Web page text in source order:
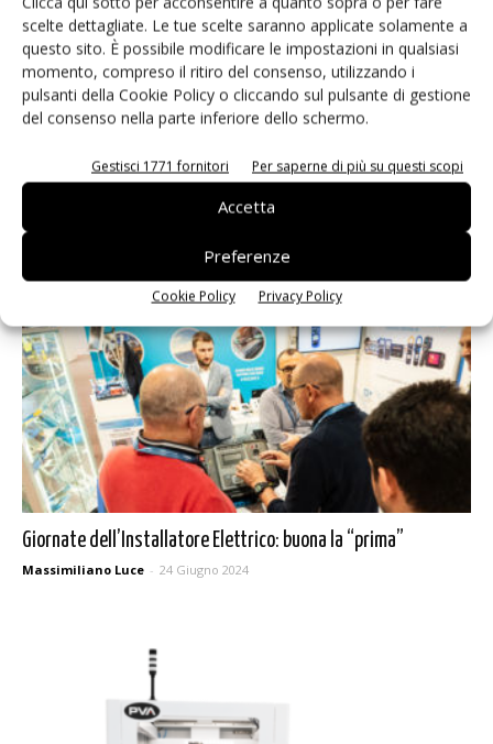
scelte dettagliate. Le tue scelte saranno applicate solamente a
questo sito. È possibile modificare le impostazioni in qualsiasi
momento, compreso il ritiro del consenso, utilizzando i
pulsanti della Cookie Policy o cliccando sul pulsante di gestione
del consenso nella parte inferiore dello schermo.
Gestisci 1771 fornitori Per saperne di più su questi scopi
Accetta
Preferenze
Cookie Policy Privacy Policy
Il recupero della saldatura protagonista in fiera
10 Luglio 2024
Giornate dell’Installatore Elettrico: buona la “prima”
Massimiliano Luce - 24 Giugno 2024